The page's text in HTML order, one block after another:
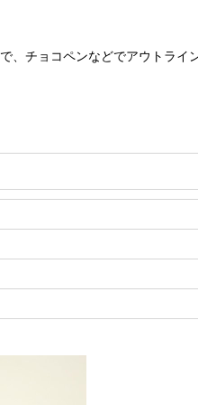
、チョコペンなどでアウトライ